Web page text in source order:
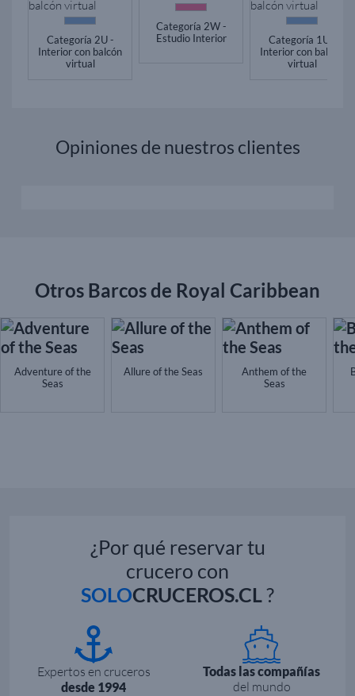
Categoría 2U -
Interior con balcón
virtual
Categoría 2W -
Estudio Interior
Categoría 1U -
Interior con balcón
virtual
Opiniones de nuestros clientes
Otros Barcos de Royal Caribbean
Adventure of the
Seas
Allure of the Seas
Anthem of the
Seas
¿Por qué reservar tu
crucero con
SOLOCRUCEROS.CL?
Expertos en cruceros
desde 1994
Todas las compañías
del mundo